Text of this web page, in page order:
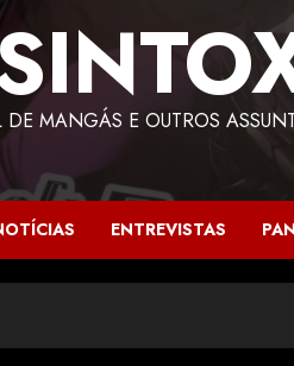
MANGÁS E OUTROS
ENTREVISTAS